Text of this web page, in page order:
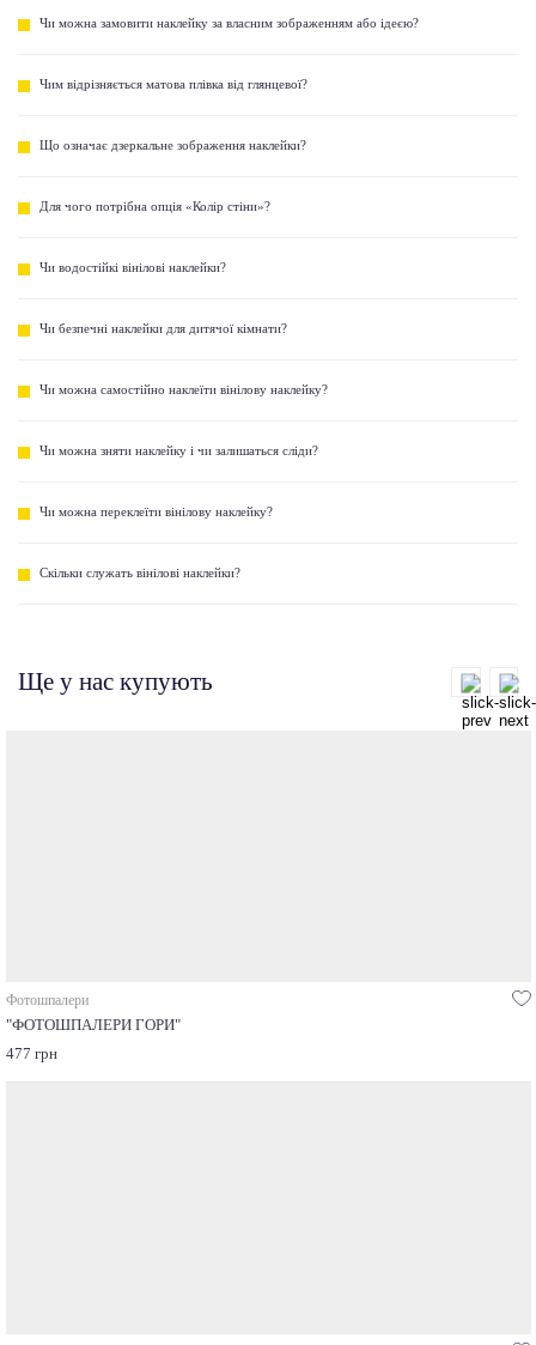
Чи можна замовити наклейку за власним зображенням або ідеєю?
Чим відрізняється матова плівка від глянцевої?
Що означає дзеркальне зображення наклейки?
Для чого потрібна опція «Колір стіни»?
Чи водостійкі вінілові наклейки?
Чи безпечні наклейки для дитячої кімнати?
Чи можна самостійно наклеїти вінілову наклейку?
Чи можна зняти наклейку і чи залишаться сліди?
Чи можна переклеїти вінілову наклейку?
Скільки служать вінілові наклейки?
Ще у нас купують
Фотошпалери
"ФОТОШПАЛЕРИ ГОРИ"
477 грн